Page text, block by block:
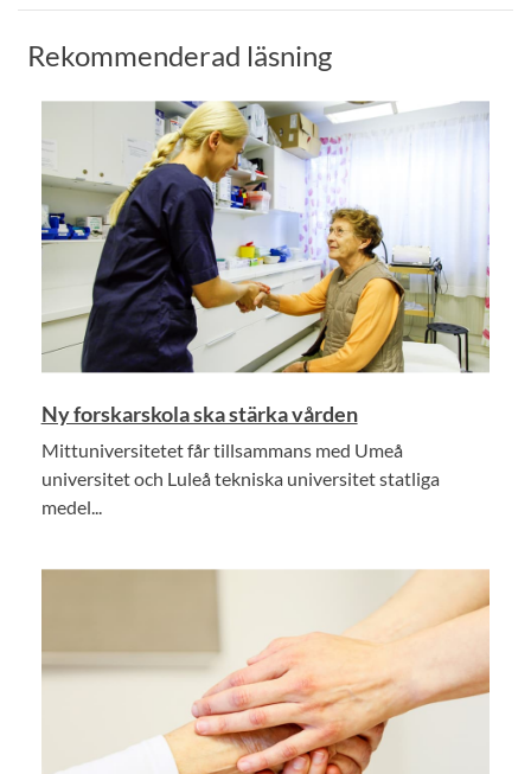
Rekommenderad läsning
Ny forskarskola ska stärka vården
Mittuniversitetet får tillsammans med Umeå
universitet och Luleå tekniska universitet statliga
medel...